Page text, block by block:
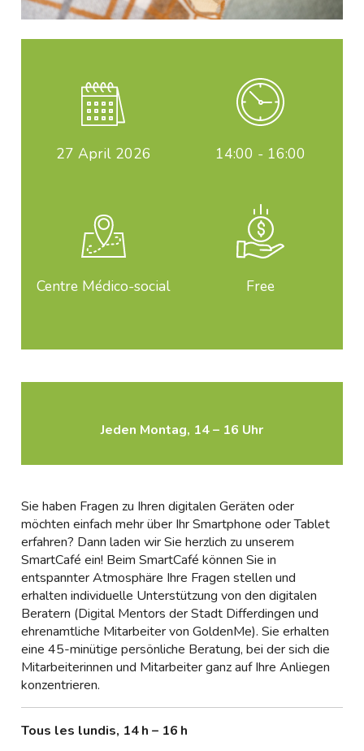
27 April 2026 14:00 - 16:00
Centre Médico-social Free
Jeden Montag, 14 – 16 Uhr
Sie haben Fragen zu Ihren digitalen Geräten oder
möchten einfach mehr über Ihr Smartphone oder Tablet
erfahren? Dann laden wir Sie herzlich zu unserem
SmartCafé ein! Beim SmartCafé können Sie in
entspannter Atmosphäre Ihre Fragen stellen und
erhalten individuelle Unterstützung von den digitalen
Beratern (Digital Mentors der Stadt Differdingen und
ehrenamtliche Mitarbeiter von GoldenMe). Sie erhalten
eine 45-minütige persönliche Beratung, bei der sich die
Mitarbeiterinnen und Mitarbeiter ganz auf Ihre Anliegen
konzentrieren.
Tous les lundis, 14 h – 16 h